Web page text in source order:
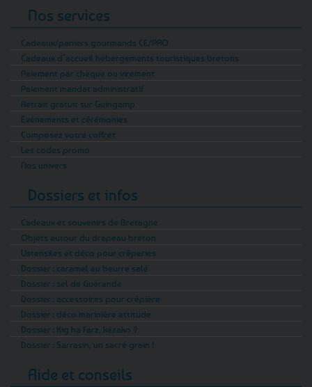
Nos services
Cadeaux/paniers gourmands CE/PRO
Cadeaux d’accueil hébergements touristiques bretons
Paiement par chèque ou virement
Paiement mandat administratif
Retrait gratuit sur Guingamp
Evénements et cérémonies
Composez votre coffret
Les codes promo
Nos univers
Dossiers et infos
Cadeaux et souvenirs de Bretagne
Objets autour du drapeau breton
Ustensiles et déco pour crêperies
Dossier : caramel au beurre salé
Dossier : sel de Guérande
Dossier : accessoires pour crêpière
Dossier : déco marinière attitude
Dossier : Kig ha Farz, kézako ?
Dossier : Sarrasin, un sacré grain !
Aide et conseils